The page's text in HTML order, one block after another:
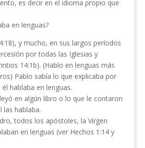
es decir en el idioma propio que
en lenguas?
y mucho, en sus largos períodos
por todas las Iglesias y
14:1b). (Hablo en lenguas más
Pablo sabía lo que explicaba por
hablaba en lenguas.
en algún libro o lo que le contaron
las hablaba.
todos los apóstoles, la Virgen
en lenguas (ver Hechos 1:14 y